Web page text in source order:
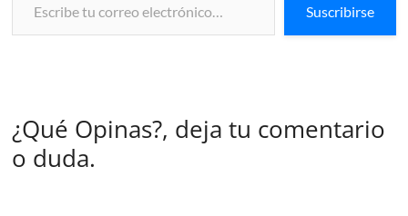
Suscribirse
¿Qué Opinas?, deja tu comentario
o duda.